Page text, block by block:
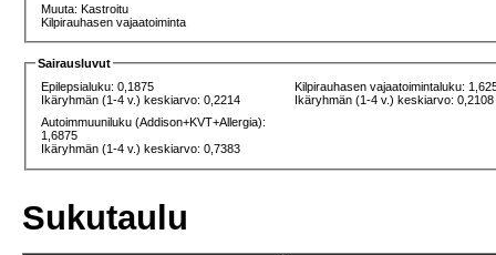
Muuta: Kastroitu
Kilpirauhasen vajaatoiminta
Sairausluvut
Epilepsialuku: 0,1875
Ikäryhmän (1-4 v.) keskiarvo: 0,2214
Kilpirauhasen vajaatoimintaluku:
Ikäryhmän (1-4 v.) keskiarvo: 0,2108
Autoimmuuniluku (Addison+KVT+Allergia):
1,6875
Ikäryhmän (1-4 v.) keskiarvo: 0,7383
Sukutaulu